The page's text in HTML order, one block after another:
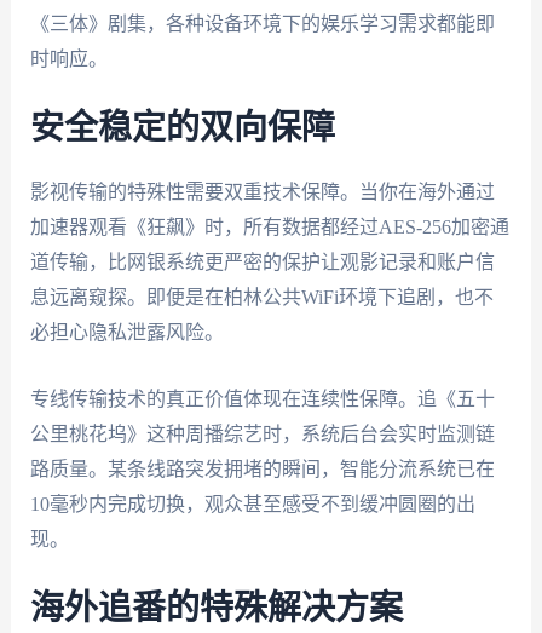
《三体》剧集，各种设备环境下的娱乐学习需求都能即
时响应。
安全稳定的双向保障
影视传输的特殊性需要双重技术保障。当你在海外通过
加速器观看《狂飙》时，所有数据都经过AES-256加密通
道传输，比网银系统更严密的保护让观影记录和账户信
息远离窥探。即便是在柏林公共WiFi环境下追剧，也不
必担心隐私泄露风险。
专线传输技术的真正价值体现在连续性保障。追《五十
公里桃花坞》这种周播综艺时，系统后台会实时监测链
路质量。某条线路突发拥堵的瞬间，智能分流系统已在
10毫秒内完成切换，观众甚至感受不到缓冲圆圈的出
现。
海外追番的特殊解决方案